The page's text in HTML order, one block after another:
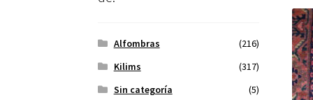
Alfombras
(216)
Kilims
(317)
Sin categoría
(5)